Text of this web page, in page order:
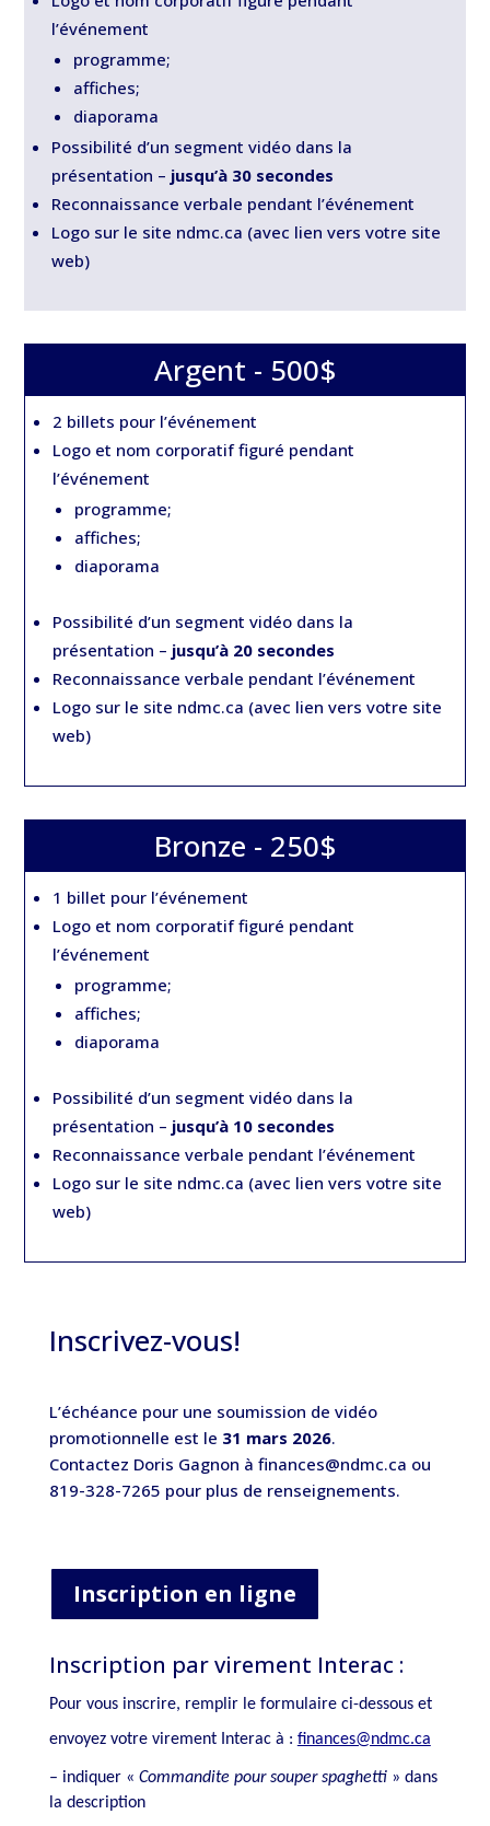
l’événement
programme;
affiches;
diaporama
Possibilité d’un segment vidéo dans la
présentation – jusqu’à 30 secondes
Reconnaissance verbale pendant l’événement
Logo sur le site ndmc.ca (avec lien vers votre site
web)
Argent - 500$
2 billets pour l’événement
Logo et nom corporatif figuré pendant
l’événement
programme;
affiches;
diaporama
Possibilité d’un segment vidéo dans la
présentation – jusqu’à 20 secondes
Reconnaissance verbale pendant l’événement
Logo sur le site ndmc.ca (avec lien vers votre site
web)
Bronze - 250$
1 billet pour l’événement
Logo et nom corporatif figuré pendant
l’événement
programme;
affiches;
diaporama
Possibilité d’un segment vidéo dans la
présentation – jusqu’à 10 secondes
Reconnaissance verbale pendant l’événement
Logo sur le site ndmc.ca (avec lien vers votre site
web)
Inscrivez-vous!
L’échéance pour une soumission de vidéo
promotionnelle est le 31 mars 2026.
Contactez Doris Gagnon à finances@ndmc.ca ou
819-328-7265 pour plus de renseignements.
Inscription en ligne
Inscription par virement Interac :
Pour vous inscrire, remplir le formulaire ci-dessous et
envoyez votre virement Interac à : finances@ndmc.ca
– indiquer « Commandite pour souper spaghetti » dans
la description